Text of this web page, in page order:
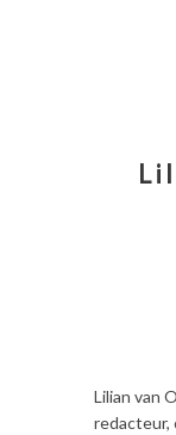
Lilian van
redacteur,